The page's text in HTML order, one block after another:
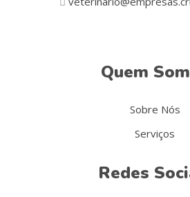
Quem
Sobre Nós
Serviços
Redes